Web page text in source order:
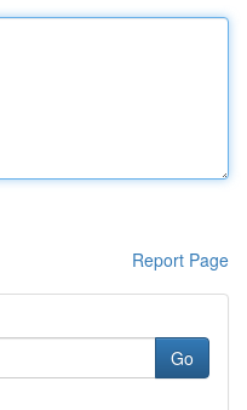
Report Page
Go